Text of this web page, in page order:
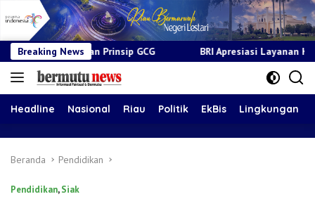
Breaking News
Prinsip GCG BRI Apresiasi Layanan Kepada Pensiunan
Headline Nasional Riau Politik EkBis Lingkungan
Beranda Pendidikan
Pendidikan,Siak